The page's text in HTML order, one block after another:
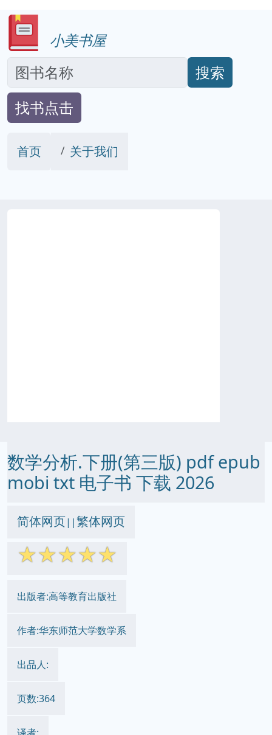
小美书屋
搜索
找书点击
首页 关于我们
数学分析.下册(第三版) pdf epub
mobi txt 电子书 下载 2026
简体网页||繁体网页
☆☆☆☆☆
出版者:高等教育出版社
作者:华东师范大学数学系
出品人:
页数:364